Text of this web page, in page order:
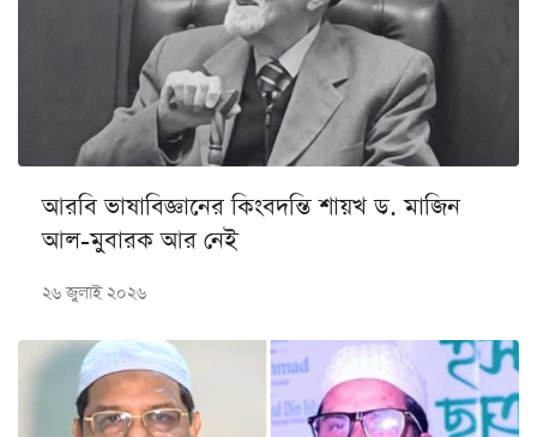
আরবি ভাষাবিজ্ঞানের কিংবদন্তি শায়খ ড. মাজিন
আল-মুবারক আর নেই
২৬ জুলাই ২০২৬